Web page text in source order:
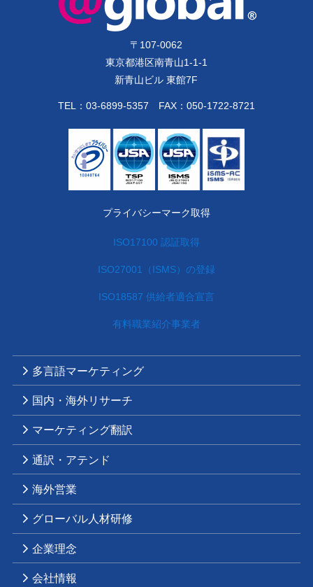
〒 107-0062
東京都港区南青山1-1-1
新青山ビル 東館7F
TEL： 03-6899-5357 FAX：050-1722-8721
プライバシーマーク取得
ISO17100 認証取得
ISO27001（ISMS）の登録
ISO18587 供給者適合宣言
有料職業紹介事業者
多言語マーケティング
国内・海外リサーチ
マーケティング翻訳
通訳・アテンド
海外営業
グローバル人材研修
企業理念
会社情報